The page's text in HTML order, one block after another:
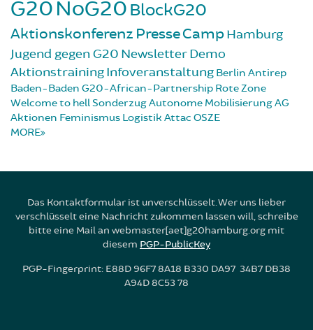
G20NoG20 BlockG20
Aktionskonferenz PresseCampHamburg
Jugend gegen G20 NewsletterDemo
AktionstrainingInfoveranstaltung Berlin Antirep
Baden-Baden G20-African-Partnership Rote Zone
Welcome to hellSonderzugAutonome MobilisierungAG
Aktionen Feminismus Logistik Attac OSZE
MORE
Das Kontaktformular ist unverschlüsselt. Wer uns lieber
verschlüsselt eine Nachricht zukommen lassen will, schreibe
bitte eine Mail an webmaster[aet]g20hamburg.org mit
diesem PGP-PublicKey
PGP-Fingerprint: E88D 96F7 8A18 B330 DA97 34B7 DB38
A94D 8C53 78